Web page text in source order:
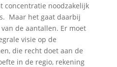
concentratie noodzakelijk
Maar het gaat daarbij
de aantallen. Er moet
visie op de
die recht doet aan de
in de regio, rekening